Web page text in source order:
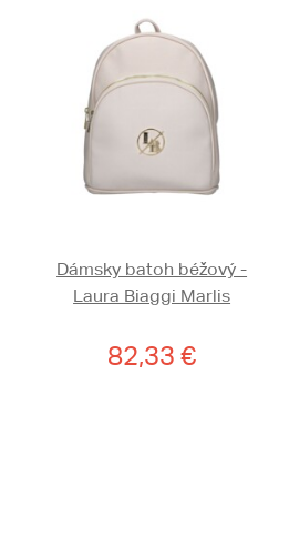
Dámsky batoh béžový -
Laura Biaggi Marlis
82,33 €